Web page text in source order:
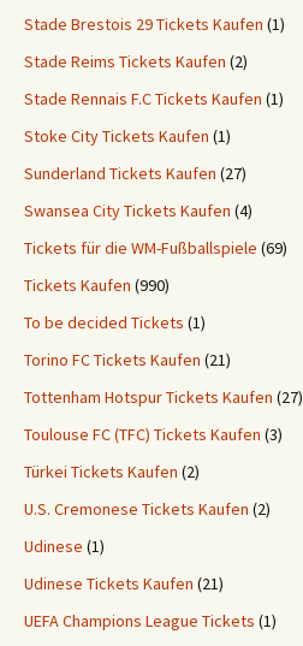
Stade Brestois 29 Tickets Kaufen (1)
Stade Reims Tickets Kaufen (2)
Stade Rennais F.C Tickets Kaufen (1)
Stoke City Tickets Kaufen (1)
Sunderland Tickets Kaufen (27)
Swansea City Tickets Kaufen (4)
Tickets für die WM-Fußballspiele (69)
Tickets Kaufen (990)
To be decided Tickets (1)
Torino FC Tickets Kaufen (21)
Tottenham Hotspur Tickets Kaufen (27)
Toulouse FC (TFC) Tickets Kaufen (3)
Türkei Tickets Kaufen (2)
U.S. Cremonese Tickets Kaufen (2)
Udinese (1)
Udinese Tickets Kaufen (21)
UEFA Champions League Tickets (1)